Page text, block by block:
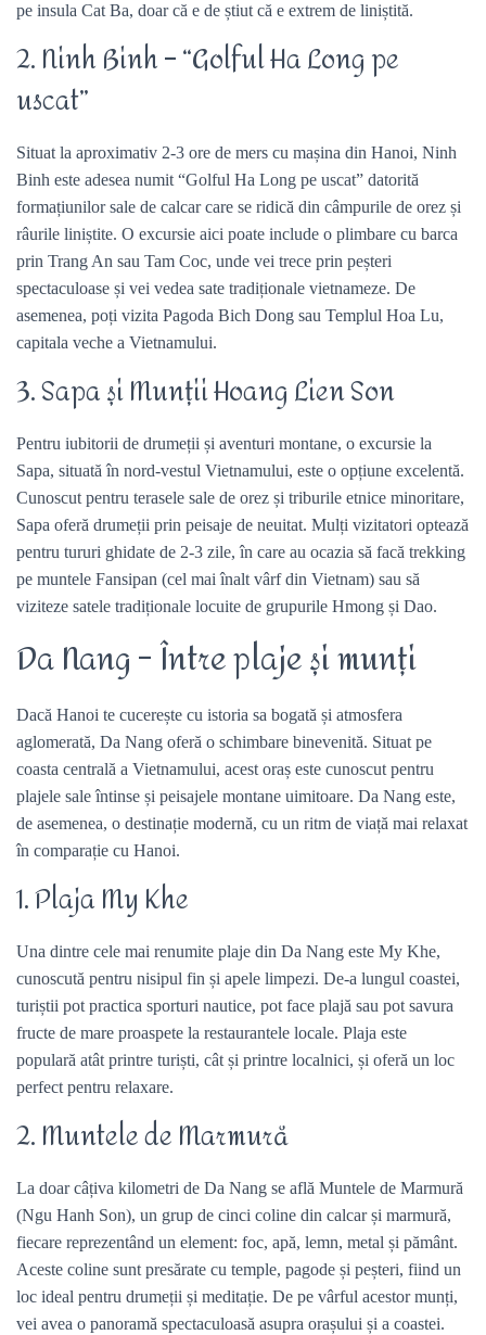
pe insula Cat Ba, doar că e de știut că e extrem de liniștită.
2. Ninh Binh – “Golful Ha Long pe
uscat”
Situat la aproximativ 2-3 ore de mers cu mașina din Hanoi, Ninh
Binh este adesea numit “Golful Ha Long pe uscat” datorită
formațiunilor sale de calcar care se ridică din câmpurile de orez și
râurile liniștite. O excursie aici poate include o plimbare cu barca
prin Trang An sau Tam Coc, unde vei trece prin peșteri
spectaculoase și vei vedea sate tradiționale vietnameze. De
asemenea, poți vizita Pagoda Bich Dong sau Templul Hoa Lu,
capitala veche a Vietnamului.
3. Sapa și Munții Hoang Lien Son
Pentru iubitorii de drumeții și aventuri montane, o excursie la
Sapa, situată în nord-vestul Vietnamului, este o opțiune excelentă.
Cunoscut pentru terasele sale de orez și triburile etnice minoritare,
Sapa oferă drumeții prin peisaje de neuitat. Mulți vizitatori optează
pentru tururi ghidate de 2-3 zile, în care au ocazia să facă trekking
pe muntele Fansipan (cel mai înalt vârf din Vietnam) sau să
viziteze satele tradiționale locuite de grupurile Hmong și Dao.
Da Nang – Între plaje și munți
Dacă Hanoi te cucerește cu istoria sa bogată și atmosfera
aglomerată, Da Nang oferă o schimbare binevenită. Situat pe
coasta centrală a Vietnamului, acest oraș este cunoscut pentru
plajele sale întinse și peisajele montane uimitoare. Da Nang este,
de asemenea, o destinație modernă, cu un ritm de viață mai relaxat
în comparație cu Hanoi.
1. Plaja My Khe
Una dintre cele mai renumite plaje din Da Nang este My Khe,
cunoscută pentru nisipul fin și apele limpezi. De-a lungul coastei,
turiștii pot practica sporturi nautice, pot face plajă sau pot savura
fructe de mare proaspete la restaurantele locale. Plaja este
populară atât printre turiști, cât și printre localnici, și oferă un loc
perfect pentru relaxare.
2. Muntele de Marmură
La doar câțiva kilometri de Da Nang se află Muntele de Marmură
(Ngu Hanh Son), un grup de cinci coline din calcar și marmură,
fiecare reprezentând un element: foc, apă, lemn, metal și pământ.
Aceste coline sunt presărate cu temple, pagode și peșteri, fiind un
loc ideal pentru drumeții și meditație. De pe vârful acestor munți,
vei avea o panoramă spectaculoasă asupra orașului și a coastei.